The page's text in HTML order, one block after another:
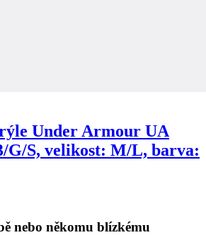
Under Armour UA
G/S, velikost: M/L, barva:
nebo někomu blízkému